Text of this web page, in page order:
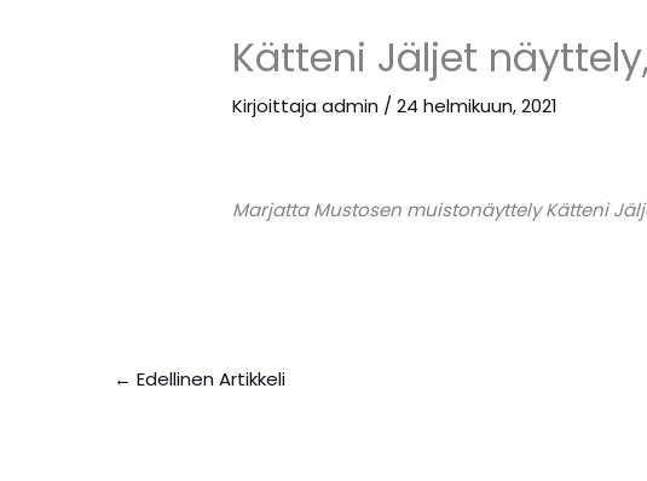
Kätteni Jäljet näyttely,
Kirjoittajaadmin /24 helmikuun, 2021
Marjatta Mustosen muistonäyttely Kätteni
← Edellinen Artikkeli